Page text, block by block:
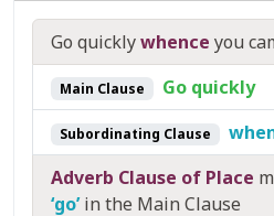
Go quicklywhence you
Main Clause Go quickly
Subordinating Clause
Adverb Clause of Place
‘go’in the Main Clause